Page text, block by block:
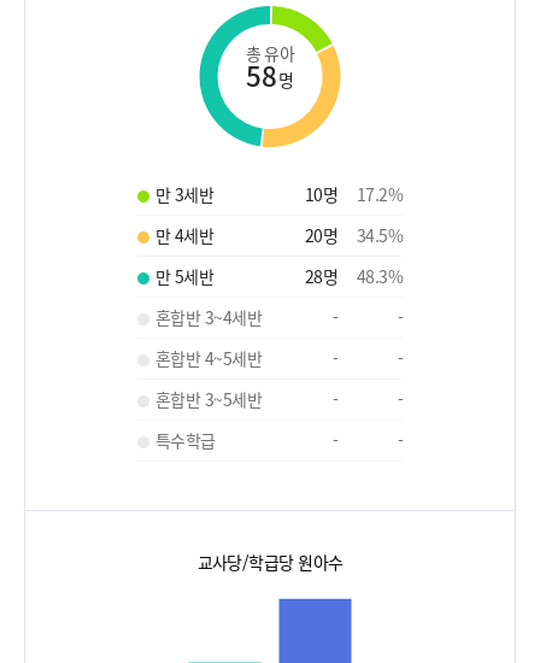
총 유아
58명
만 3세반 10명 17.2%
만 4세반
20명 34.5%
만 5세반
28명 48.3%
혼합반 3~4세반
-
-
혼합반 4~5세반
-
-
혼합반 3~5세반
-
-
특수학급
- -
교사당/학급당 원아수